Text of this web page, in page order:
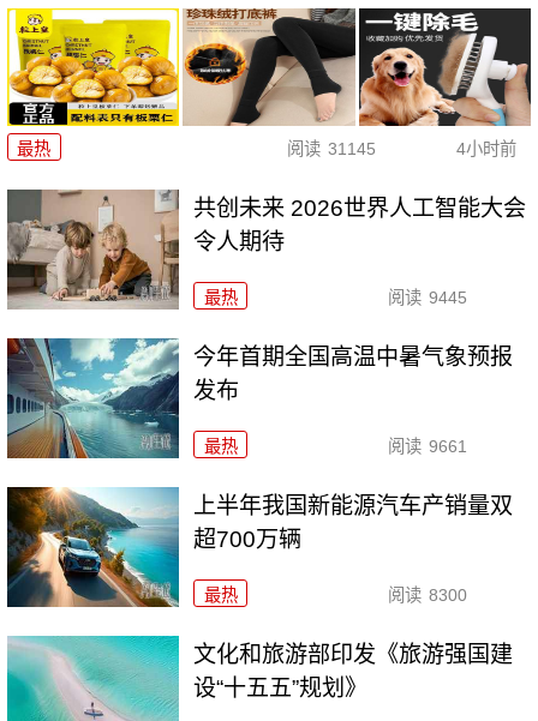
最热 阅读 31145 4小时前
共创未来 2026世界人工智能大会
令人期待
最热 阅读 9445
今年首期全国高温中暑气象预报
发布
最热 阅读 9661
上半年我国新能源汽车产销量双
超700万辆
最热 阅读 8300
文化和旅游部印发《旅游强国建
设“十五五”规划》